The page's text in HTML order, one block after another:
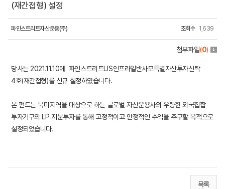
(재간접형) 설정
파인스트리트자산운용(주) 조회수 1,639
첨부파일(0)
당사는 2021.11.10에 파인스트리트US인프라일반사모특별자산투자신탁
4호(재간접형)를 신규 설정하였습니다.
본 펀드는 북미지역을 대상으로 하는 글로벌 자산운용사의 우량한 외국집합
투자기구의 LP 지분투자를 통해 고정적이고 안정적인 수익을 추구할 목적으로
설정되었습니다.
목록